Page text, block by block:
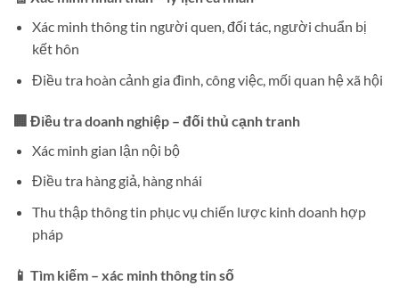
Xác minh thông tin người quen, đối tác, người chuẩn bị
kết hôn
Điều tra hoàn cảnh gia đình, công việc, mối quan hệ xã hội
🏢 Điều tra doanh nghiệp – đối thủ cạnh tranh
Xác minh gian lận nội bộ
Điều tra hàng giả, hàng nhái
Thu thập thông tin phục vụ chiến lược kinh doanh hợp
pháp
📱 Tìm kiếm – xác minh thông tin số